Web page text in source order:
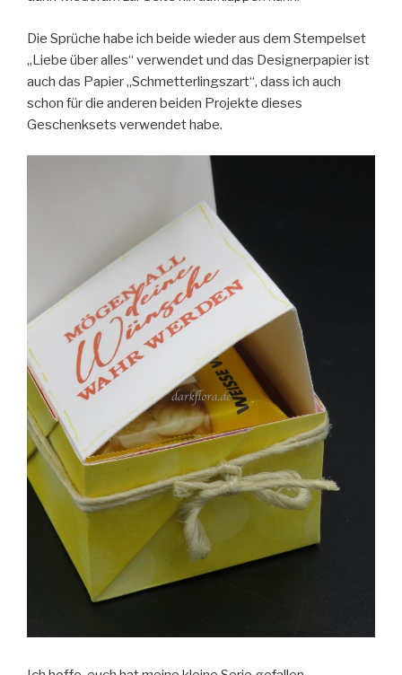
Die Sprüche habe ich beide wieder aus dem Stempelset
„Liebe über alles“ verwendet und das Designerpapier ist
auch das Papier „Schmetterlingszart“, dass ich auch
schon für die anderen beiden Projekte dieses
Geschenksets verwendet habe.